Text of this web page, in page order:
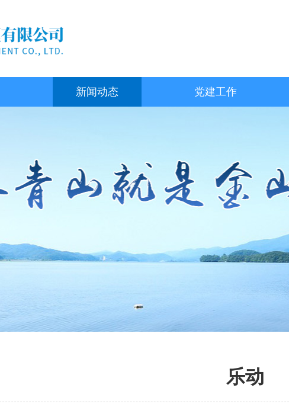
新闻动态 党建工作
乐动